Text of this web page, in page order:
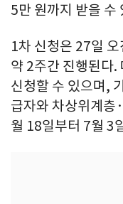
5만 원까지 받을 수
1차 신청은 27일
약 2주간 진행된다.
신청할 수 있으며,
급자와 차상위계층
월 18일부터 7월 3